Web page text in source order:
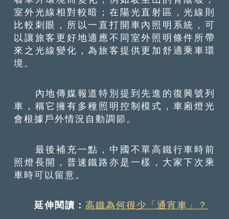
室外光線相對較暗；在陽光直射區，光線則
比較刺眼，所以一直打開車內照明系統，可
以讓旅客更好地適應不同室外照明條件所帶
來之光線變化，為旅客提供更加舒適乘車環
境。
內地傳媒報道特別提到先進的復興號列
車，稱它擁有多種照明控制模式，車廂燈光
會根據戶外情況自動調節。
最後補充一點，中國不單高鐵行車時前
照燈長開，普速鐵路亦是一樣，大家下次乘
車時可以留意。
延伸閱讀： 高鐵為何很少「通宵車」？